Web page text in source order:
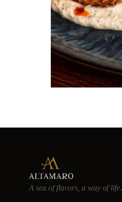
A sea of flavors, a way of life.